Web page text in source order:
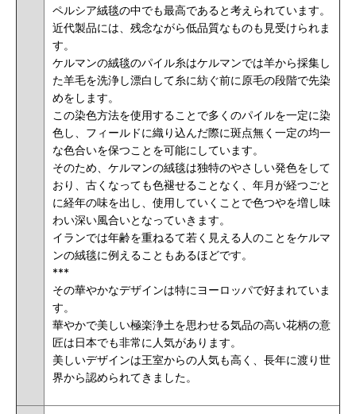
ペルシア絨毯の中でも最高であると考えられています。
近代製品には、残念ながら低品質なものも見受けられま
す。
ケルマンの絨毯のパイル糸はケルマンでは羊から採集し
た羊毛を洗浄し漂白して糸に紡ぐ前に原毛の段階で先染
めをします。
この染色方法を使用することで多くのパイルを一定に染
色し、フィールドに織り込んだ際に斑点無く一定の均一
な色合いを保つことを可能にしています。
そのため、ケルマンの絨毯は独特のやさしい発色をして
おり、古くなっても色褪せることなく、年月が経つごと
に経年の味を出し、使用していくことで色つやを増し味
わい深い風合いとなっていきます。
イランでは年齢を重ねるて若く見える人のことをケルマ
ンの絨毯に例えることもあるほどです。
***
その華やかなデザインは特にヨーロッパで好まれていま
す。
華やかで美しい極楽浄土を思わせる気品の高い花柄の意
匠は日本でも非常に人気があります。
美しいデザインは王室からの人気も高く、長年に渡り世
界から認められてきました。